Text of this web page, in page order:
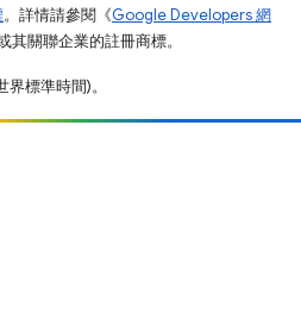
。詳情請參閱《Google Developers 網
關聯企業的註冊商標。
標準時間)。